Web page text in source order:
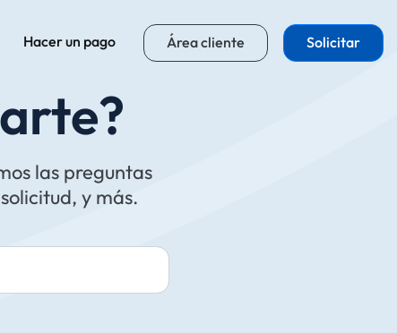
Hacer un pago Área cliente Solicitar
las preguntas
y más.